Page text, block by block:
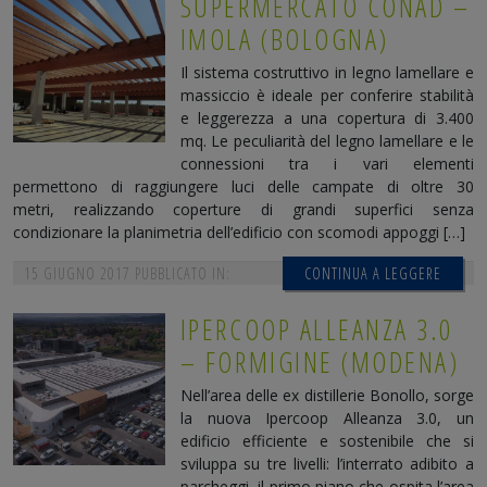
IMOLA (BOLOGNA)
Il sistema costruttivo in legno lamellare e
massiccio è ideale per conferire stabilità
e leggerezza a una copertura di 3.400
mq. Le peculiarità del legno lamellare e le
connessioni tra i vari elementi
permettono di raggiungere luci delle campate di oltre 30
metri, realizzando coperture di grandi superfici senza
condizionare la planimetria dell’edificio con scomodi appoggi […]
CONTINUA A LEGGERE
15 GIUGNO 2017 PUBBLICATO IN:
IPERCOOP ALLEANZA 3.0
– FORMIGINE (MODENA)
Nell’area delle ex distillerie Bonollo, sorge
la nuova Ipercoop Alleanza 3.0, un
edificio efficiente e sostenibile che si
sviluppa su tre livelli: l’interrato adibito a